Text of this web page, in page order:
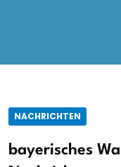
NACHRICHTEN
bayerisches